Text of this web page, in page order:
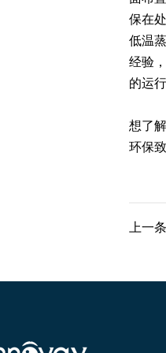
保在
低温
经验
的运
想了
环保
上一条